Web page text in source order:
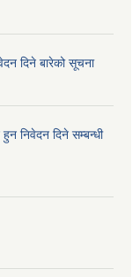
दिने बारेको सूचना
निवेदन दिने सम्बन्धी